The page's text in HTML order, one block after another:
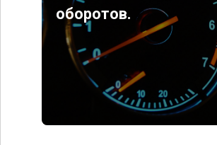
оборотов.